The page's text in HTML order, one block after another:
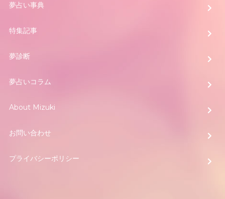
夢占い事典
特集記事
夢診断
夢占いコラム
About Mizuki
お問い合わせ
プライバシーポリシー